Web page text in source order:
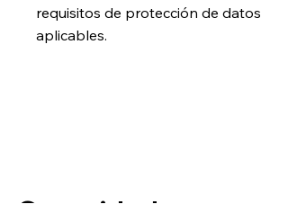
requisitos de protección de datos
aplicables.
Seguridad